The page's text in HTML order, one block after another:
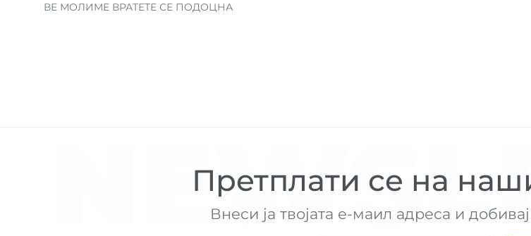
ВЕ МОЛИМЕ ВРАТЕТЕ СЕ ПОДОЦНА
Претплати се на
Внеси ја твојата е-маил адреса и